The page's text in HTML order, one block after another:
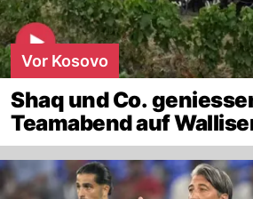
Vor Kosovo
Shaq und Co.
Teamabend auf